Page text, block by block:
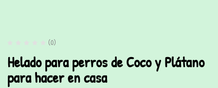
(0)
Helado para perros de Coco y Plátano
para hacer en casa